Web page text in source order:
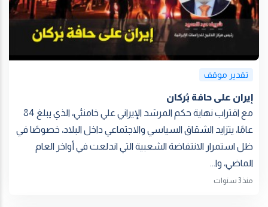
تقدير موقف
إيران على حافة بُركان
مع اقتراب نهاية حكم المرشد الإيراني علي خامنئي، الذي يبلغ 84
عامًا، يتزايد الشقاق السياسي والاجتماعي داخل البلاد، خصوصًا في
ظل استمرار الانتفاضة الشعبية التي اندلعت في أواخر العام
الماضي، وا...
منذ 3 سنوات